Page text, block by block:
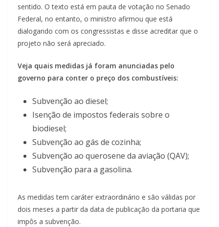
sentido. O texto está em pauta de votação no Senado
Federal, no entanto, o ministro afirmou que está
dialogando com os congressistas e disse acreditar que o
projeto não será apreciado.
Veja quais medidas já foram anunciadas pelo
governo para conter o preço dos combustíveis:
Subvenção ao diesel;
Isenção de impostos federais sobre o
biodiesel;
Subvenção ao gás de cozinha;
Subvenção ao querosene da aviação (QAV);
Subvenção para a gasolina.
As medidas tem caráter extraordinário e são válidas por
dois meses a partir da data de publicação da portaria que
impôs a subvenção.